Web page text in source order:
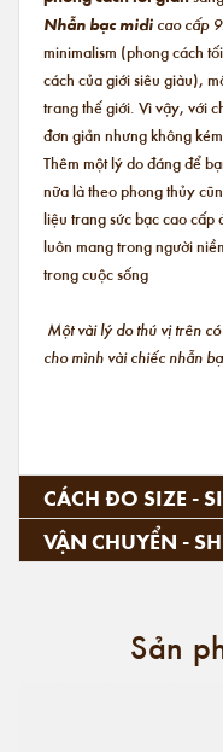
Nhẫn bạc midi cao cấp
minimalism (phong cách
cách của giới siêu giàu),
trang thế giới. Vì vậy, với
đơn giản nhưng không
Thêm một lý do đáng để
nữa là theo phong thủy
liệu trang sức bạc cao
luôn mang trong người
trong cuộc sống
Một vài lý do thú vị trên
cho mình vài chiếc nhẫn
CÁCH ĐO SIZE -
VẬN CHUYỂN -
Sản